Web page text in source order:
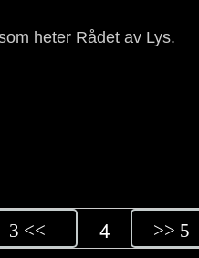
heter Rådet av Lys.
3 << 4 >> 5